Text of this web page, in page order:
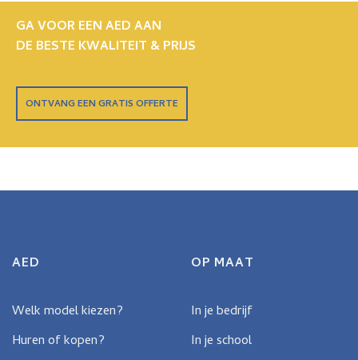
GA VOOR EEN AED AAN
DE BESTE KWALITEIT & PRIJS
ONTVANG EEN GRATIS OFFERTE
AED
Welk model kiezen?
Huren of kopen?
OP MAAT
In je bedrijf
In je school